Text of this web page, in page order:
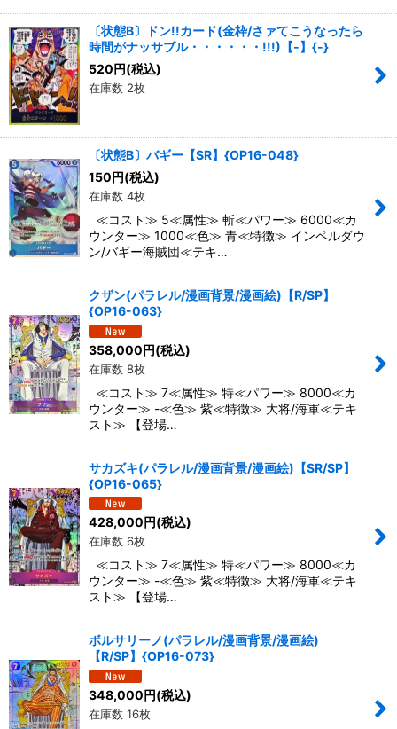
〔状態B〕ドン!!カード(金枠/さァてこうなったら
時間がナッサブル・・・・・・!!!)【-】{-}
520円(税込)
在庫数 2枚
〔状態B〕バギー【SR】{OP16-048}
150円(税込)
在庫数 4枚
≪コスト≫ 5≪属性≫ 斬≪パワー≫ 6000≪カ
ウンター≫ 1000≪色≫ 青≪特徴≫ インペルダウ
ン/バギー海賊団≪テキ…
クザン(パラレル/漫画背景/漫画絵)【R/SP】
{OP16-063}
358,000円(税込)
在庫数 8枚
≪コスト≫ 7≪属性≫ 特≪パワー≫ 8000≪カ
ウンター≫ -≪色≫ 紫≪特徴≫ 大将/海軍≪テキ
スト≫ 【登場…
サカズキ(パラレル/漫画背景/漫画絵)【SR/SP】
{OP16-065}
428,000円(税込)
在庫数 6枚
≪コスト≫ 7≪属性≫ 特≪パワー≫ 8000≪カ
ウンター≫ -≪色≫ 紫≪特徴≫ 大将/海軍≪テキ
スト≫ 【登場…
ボルサリーノ(パラレル/漫画背景/漫画絵)
【R/SP】{OP16-073}
348,000円(税込)
在庫数 16枚